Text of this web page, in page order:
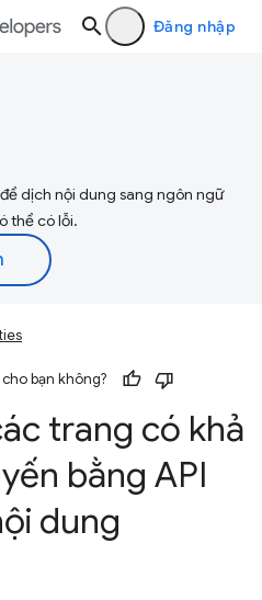
Đăng nhập
dịch nội dung sang ngôn ngữ
thể có lỗi.
bạn không?
trang có khả
bằng API
dung